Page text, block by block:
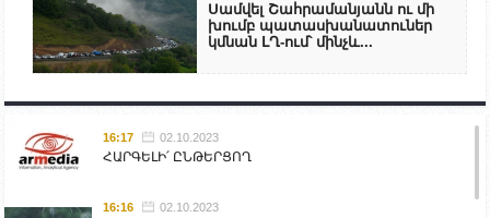
Սամվել Շահրամանյանն ու մի
խումբ պատասխանատուներ
կմնան ԼՂ-ում՝ մինչև...
16:17 02.10.2023
ՀԱՐԳԵԼԻ՛ ԸՆԹԵՐՑՈՂ
16:16 02.10.2023